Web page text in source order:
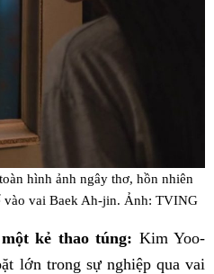
hình ảnh ngây thơ, hồn nhiên
vào vai Baek Ah-jin. Ảnh: TVING
kẻ thao túng: Kim Yoo-
lớn trong sự nghiệp qua vai